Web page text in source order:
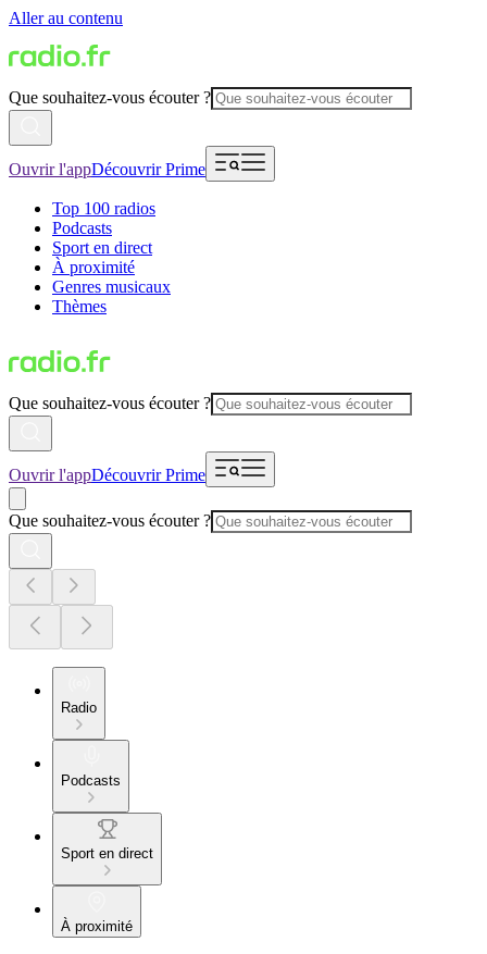
Aller au contenu
Que souhaitez-vous écouter ?
Ouvrir l'appDécouvrir Prime
Top 100 radios
Podcasts
Sport en direct
À proximité
Genres musicaux
Thèmes
Que souhaitez-vous écouter ?
Ouvrir l'appDécouvrir Prime
Que souhaitez-vous écouter ?
Radio
Podcasts
Sport en direct
À proximité